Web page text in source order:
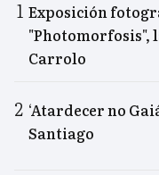
Exposición
"Photomorfosis",
Carrolo
‘Atardecer no
Santiago